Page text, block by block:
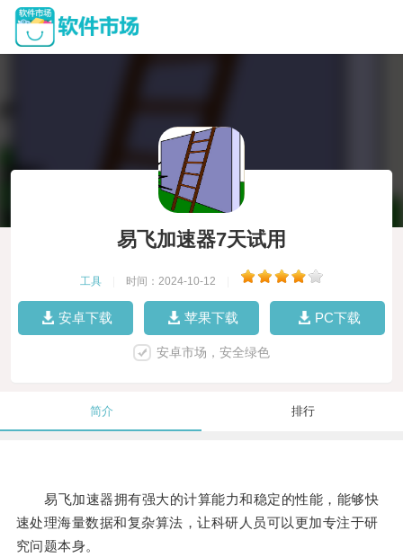
易飞加速器7天试用
工具 时间：2024-10-12
安卓下载 苹果下载 PC下载
安卓市场，安全绿色
简介 排行
易飞加速器拥有强大的计算能力和稳定的性能，能够快
速处理海量数据和复杂算法，让科研人员可以更加专注于研
究问题本身。